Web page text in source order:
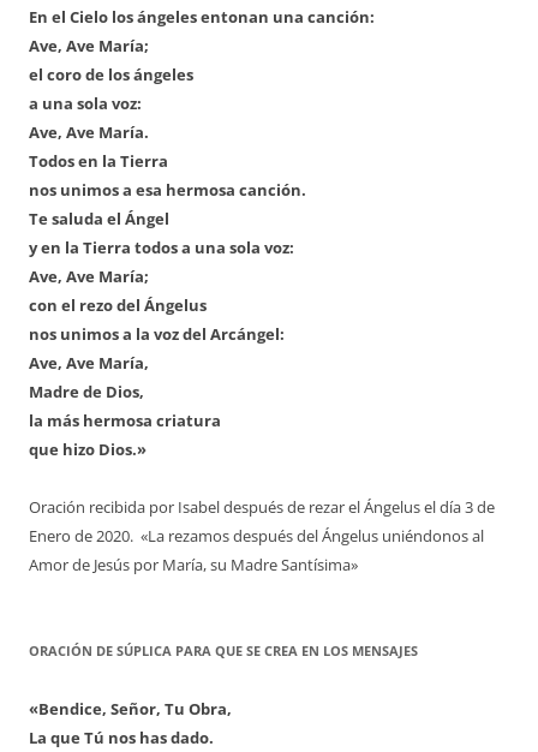
En el Cielo los ángeles entonan una canción:
Ave, Ave María;
el coro de los ángeles
a una sola voz:
Ave, Ave María.
Todos en la Tierra
nos unimos a esa hermosa canción.
Te saluda el Ángel
y en la Tierra todos a una sola voz:
Ave, Ave María;
con el rezo del Ángelus
nos unimos a la voz del Arcángel:
Ave, Ave María,
Madre de Dios,
la más hermosa criatura
que hizo Dios.»
Oración recibida por Isabel después de rezar el Ángelus el día 3 de
Enero de 2020. «La rezamos después del Ángelus uniéndonos al
Amor de Jesús por María, su Madre Santísima»
ORACIÓN DE SÚPLICA PARA QUE SE CREA EN LOS MENSAJES
«Bendice, Señor, Tu Obra,
La que Tú nos has dado.